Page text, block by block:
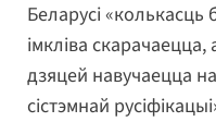
Беларусі
імкліва
дзяцей навучаецца
сістэмнай